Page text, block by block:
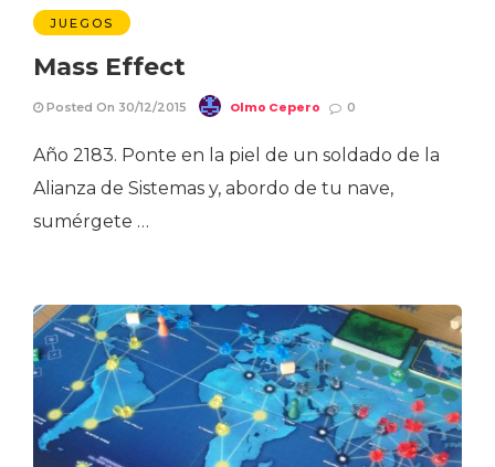
JUEGOS
Mass Effect
Posted On 30/12/2015 Olmo Cepero 0
Año 2183. Ponte en la piel de un soldado de la
Alianza de Sistemas y, abordo de tu nave,
sumérgete …